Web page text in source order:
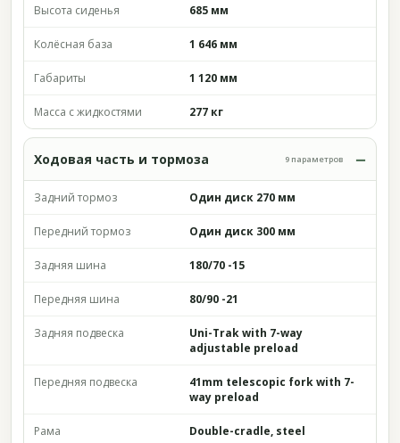
Высота сиденья 685 мм
Колёсная база 1 646 мм
Габариты 1 120 мм
Масса с жидкостями 277 кг
Ходовая часть и тормоза 9 параметров
Задний тормоз Один диск 270 мм
Передний тормоз Один диск 300 мм
Задняя шина 180/70 -15
Передняя шина 80/90 -21
Задняя подвеска
Uni-Trak with 7-way
adjustable preload
Передняя подвеска
41mm telescopic fork with 7-
way preload
Рама Double-cradle, steel